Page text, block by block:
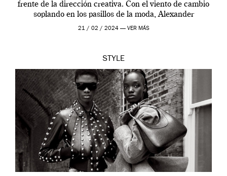
frente de la dirección creativa. Con el viento de cambio
soplando en los pasillos de la moda, Alexander
McQueen se prepara para una […]
21 / 02 / 2024 — VER MÁS
STYLE